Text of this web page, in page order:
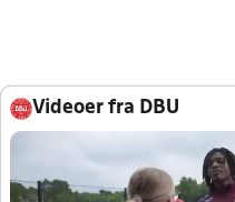
Videoer fra DBU